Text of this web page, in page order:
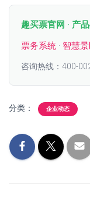
趣买票官网 · 产
票务系统 · 智慧
咨询热线：400-
分类： 企业动态